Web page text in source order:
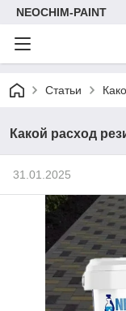
NEOCHIM-PAINT
Статьи
Какой расход
31.01.2025